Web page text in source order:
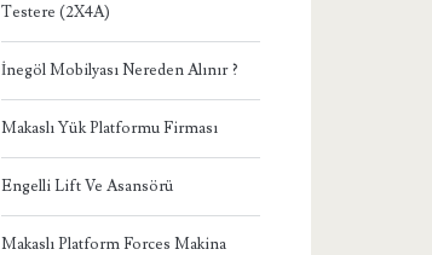
Testere (2X4A)
İnegöl Mobilyası Nereden Alınır ?
Makaslı Yük Platformu Firması
Engelli Lift Ve Asansörü
Makaslı Platform Forces Makina